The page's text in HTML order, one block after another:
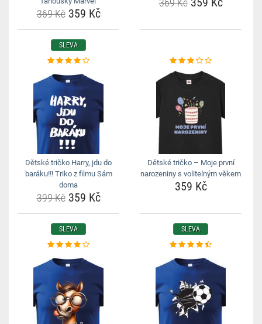
369 Kč359 Kč
369 Kč
SLEVA
Dětské tričko Harry, jdu do
baráku!!! Triko z filmu Sám
doma
399 Kč359 Kč
Dětské tričko – Moje první
narozeniny s volitelným věkem
359 Kč
SLEVA SLEVA